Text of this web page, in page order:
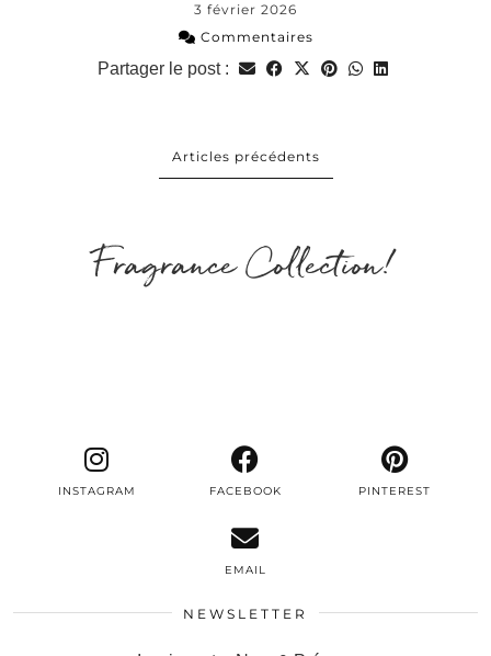
3 février 2026
Commentaires
Partager le post :
Articles précédents
Fragrance Collection!
INSTAGRAM FACEBOOK PINTEREST
EMAIL
NEWSLETTER